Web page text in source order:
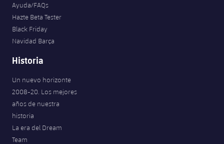
Ayuda/FAQs
Hazte Beta Tester
Black Friday
Navidad Barça
Historia
Un nuevo horizonte
2008-20. Los mejores
años de nuestra
historia
La era del Dream
Team